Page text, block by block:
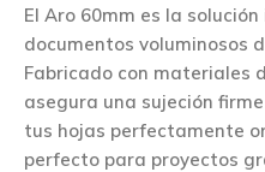
El Aro 60mm es la
documentos voluminosos
Fabricado con materiales
asegura una sujeción
tus hojas perfectamente
perfecto para proyectos